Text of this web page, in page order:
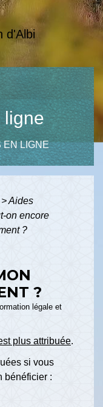
ligne
EN LIGNE
>Aides
on encore
?
?
légale et
plus attribuée.
si vous
bénéficier :